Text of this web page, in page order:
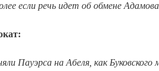
если речь идет об обмене Адамова
Пауэрса на Абеля, как Буковского